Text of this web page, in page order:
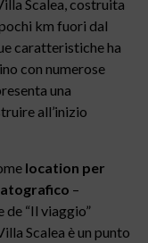
Scalea, costruita
km fuori dal
caratteristiche ha
con numerose
una
all’inizio
location per
–
“Il viaggio”
Scalea è un punto